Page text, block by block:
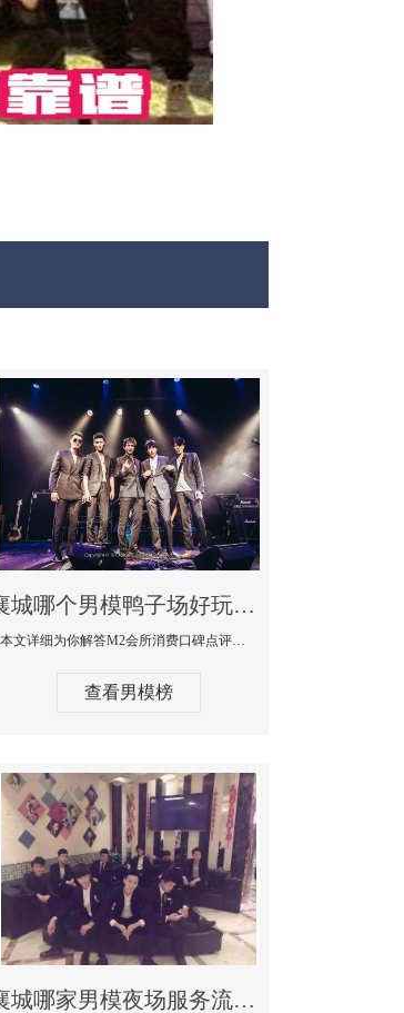
襄城哪个男模鸭子场好玩陪酒服务好-M2会所KTV消费口碑点评
本文详细为你解答M2会所消费口碑点评，更多关于哪个男模鸭子场好玩陪酒服务好免费咨询150 99997335微信同步！
查看男模榜
襄城哪家男模夜场服务流程全面-五号公馆KTV消费价格点评